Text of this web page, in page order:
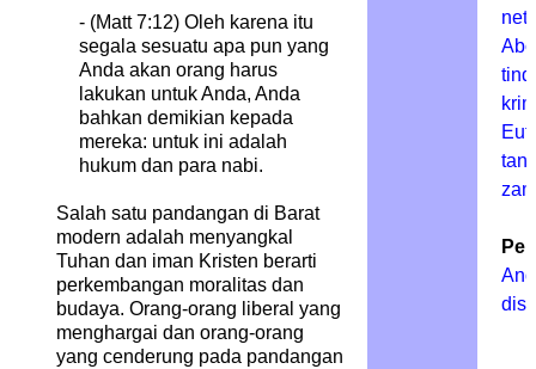
- (Matt 7:12) Oleh karena itu
segala sesuatu apa pun yang
Anda akan orang harus
lakukan untuk Anda, Anda
bahkan demikian kepada
mereka: untuk ini adalah
hukum dan para nabi.
Salah satu pandangan di Barat
modern adalah menyangkal
Tuhan dan iman Kristen berarti
perkembangan moralitas dan
budaya. Orang-orang liberal yang
menghargai dan orang-orang
yang cenderung pada pandangan